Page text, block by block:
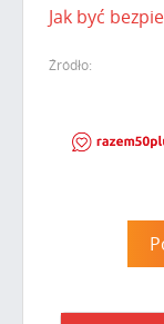
Jak być
Źródło: